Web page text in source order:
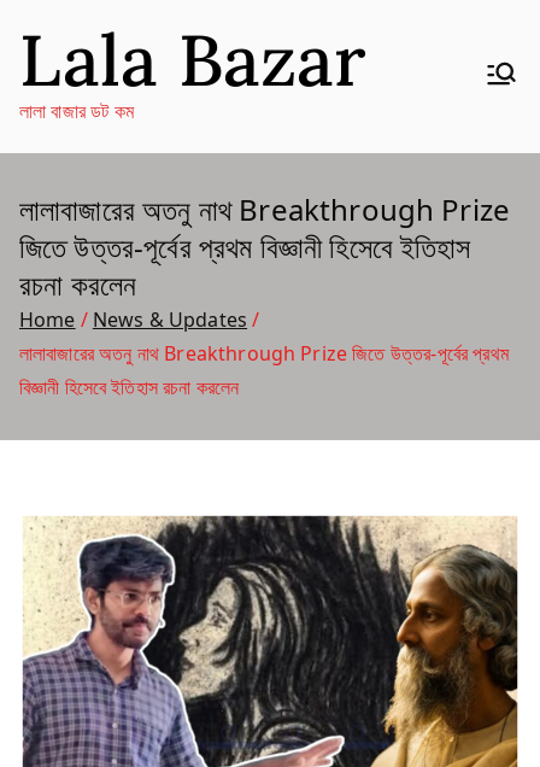
content
Lala Bazar
লালা বাজার ডট কম
লালাবাজারের অতনু নাথ Breakthrough Prize
জিতে উত্তর-পূর্বের প্রথম বিজ্ঞানী হিসেবে ইতিহাস
রচনা করলেন
Home
News & Updates
লালাবাজারের অতনু নাথ Breakthrough Prize জিতে উত্তর-পূর্বের প্রথম
বিজ্ঞানী হিসেবে ইতিহাস রচনা করলেন